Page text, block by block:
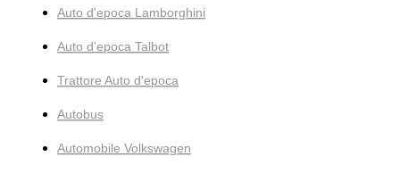
Auto d'epoca Lamborghini
Auto d'epoca Talbot
Trattore Auto d'epoca
Autobus
Automobile Volkswagen